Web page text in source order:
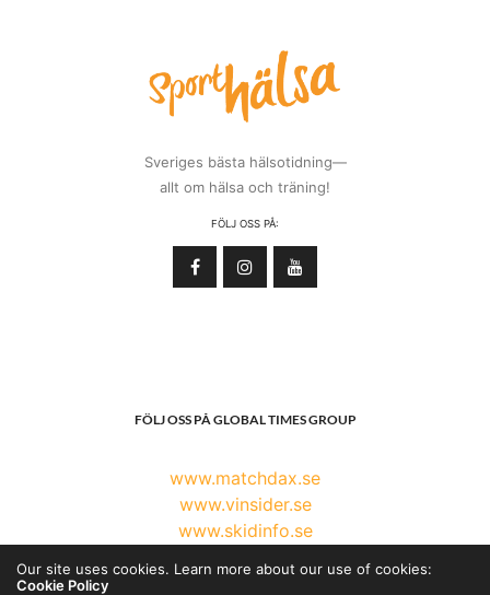
Sveriges bästa hälsotidning—
allt om hälsa och träning!
FÖLJ OSS PÅ:
FÖLJ OSS PÅ GLOBAL TIMES GROUP
www.matchdax.se
www.vinsider.se
www.skidinfo.se
Our site uses cookies. Learn more about our use of cookies:
Cookie Policy